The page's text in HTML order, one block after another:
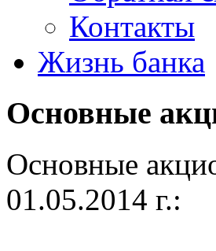
Контакты
Жизнь банка
Основные
Основные
01.05.2014 г.: